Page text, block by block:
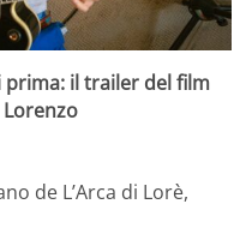
prima: il trailer del film
de L’Arca di Lorè,